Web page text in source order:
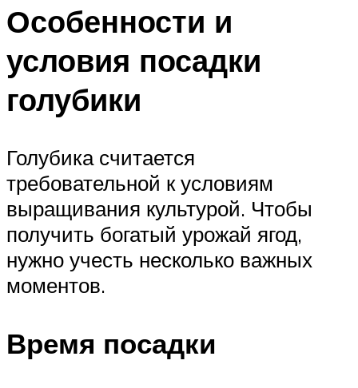
Особенности и
условия посадки
голубики
Голубика считается
требовательной к условиям
выращивания культурой. Чтобы
получить богатый урожай ягод,
нужно учесть несколько важных
моментов.
Время посадки